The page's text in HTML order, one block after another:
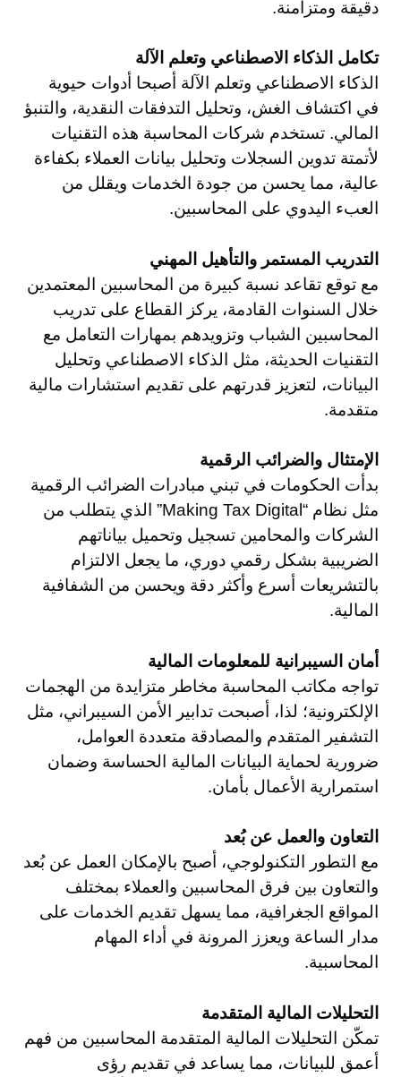
دقيقة ومتزامنة.
تكامل الذكاء الاصطناعي وتعلم الآلة
الذكاء الاصطناعي وتعلم الآلة أصبحا أدوات حيوية
في اكتشاف الغش، وتحليل التدفقات النقدية، والتنبؤ
المالي. تستخدم شركات المحاسبة هذه التقنيات
لأتمتة تدوين السجلات وتحليل بيانات العملاء بكفاءة
عالية، مما يحسن من جودة الخدمات ويقلل من
العبء اليدوي على المحاسبين.
التدريب المستمر والتأهيل المهني
مع توقع تقاعد نسبة كبيرة من المحاسبين المعتمدين
خلال السنوات القادمة، يركز القطاع على تدريب
المحاسبين الشباب وتزويدهم بمهارات التعامل مع
التقنيات الحديثة، مثل الذكاء الاصطناعي وتحليل
البيانات، لتعزيز قدرتهم على تقديم استشارات مالية
متقدمة.
الإمتثال والضرائب الرقمية
بدأت الحكومات في تبني مبادرات الضرائب الرقمية
مثل نظام “Making Tax Digital” الذي يتطلب من
الشركات والمحامين تسجيل وتحميل بياناتهم
الضريبية بشكل رقمي دوري، ما يجعل الالتزام
بالتشريعات أسرع وأكثر دقة ويحسن من الشفافية
المالية.
أمان السيبرانية للمعلومات المالية
تواجه مكاتب المحاسبة مخاطر متزايدة من الهجمات
الإلكترونية؛ لذا، أصبحت تدابير الأمن السيبراني، مثل
التشفير المتقدم والمصادقة متعددة العوامل،
ضرورية لحماية البيانات المالية الحساسة وضمان
استمرارية الأعمال بأمان.
التعاون والعمل عن بُعد
مع التطور التكنولوجي، أصبح بالإمكان العمل عن بُعد
والتعاون بين فرق المحاسبين والعملاء بمختلف
المواقع الجغرافية، مما يسهل تقديم الخدمات على
مدار الساعة ويعزز المرونة في أداء المهام
المحاسبية.
التحليلات المالية المتقدمة
تمكّن التحليلات المالية المتقدمة المحاسبين من فهم
أعمق للبيانات، مما يساعد في تقديم رؤى